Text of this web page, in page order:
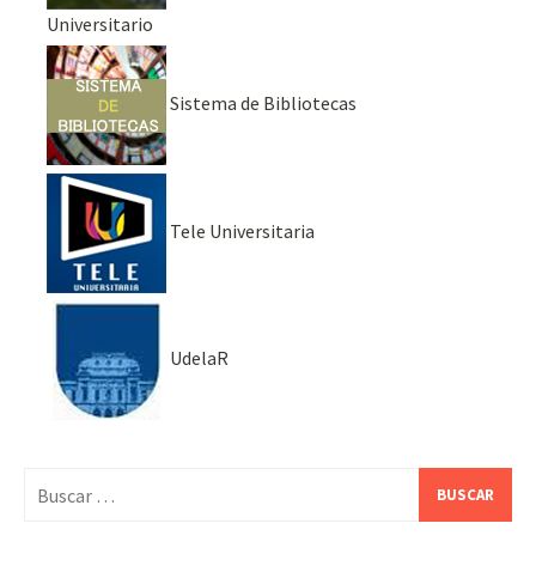
Universitario
Sistema de Bibliotecas
Tele Universitaria
UdelaR